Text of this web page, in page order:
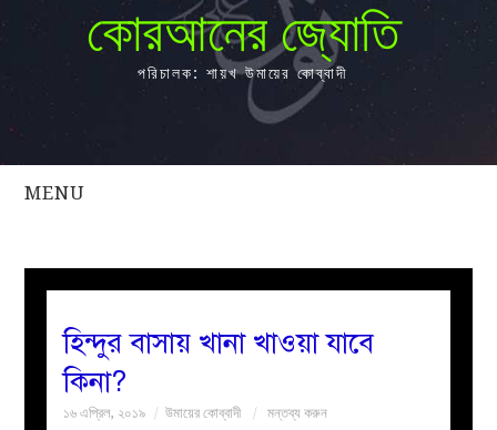
কোরআনের জ্যোতি
পরিচালক: শায়খ উমায়ের কোব্বাদী
MENU
সকল
বয়ান
নারীদের
হিন্দুর বাসায় খানা খাওয়া যাবে
কিনা?
১৬ এপ্রিল, ২০১৯ উমায়ের কোব্বাদী মন্তব্য করুন